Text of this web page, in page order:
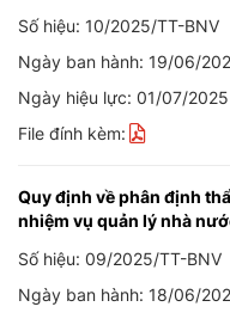
Số hiệu: 10/2025/TT-BNV
Ngày ban hành: 19/06/
Ngày hiệu lực: 01/07/2025
File đính kèm:
Quy định về phân định
nhiệm vụ quản lý nhà
Số hiệu: 09/2025/TT-BNV
Ngày ban hành: 18/06/